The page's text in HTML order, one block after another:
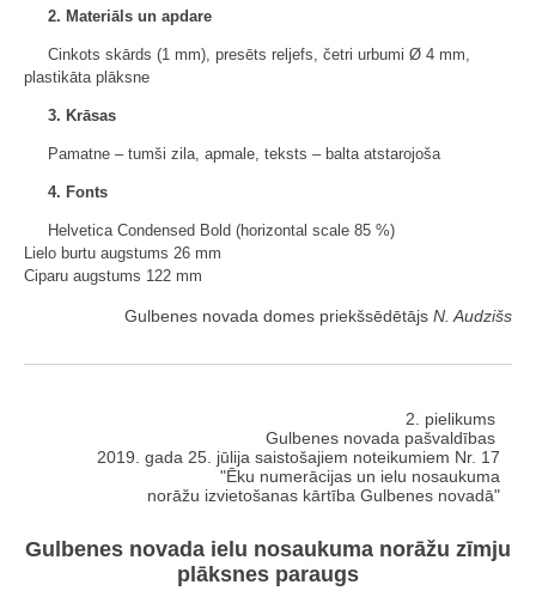
2. Materiāls un apdare
Cinkots skārds (1 mm), presēts reljefs, četri urbumi Ø 4 mm,
plastikāta plāksne
3. Krāsas
Pamatne – tumši zila, apmale, teksts – balta atstarojoša
4. Fonts
Helvetica Condensed Bold (horizontal scale 85 %)
Lielo burtu augstums 26 mm
Ciparu augstums 122 mm
Gulbenes novada domes priekšsēdētājs N. Audzišs
2. pielikums
Gulbenes novada pašvaldības
2019. gada 25. jūlija saistošajiem noteikumiem Nr. 17
"Ēku numerācijas un ielu nosaukuma
norāžu izvietošanas kārtība Gulbenes novadā"
Gulbenes novada ielu nosaukuma norāžu zīmju
plāksnes paraugs